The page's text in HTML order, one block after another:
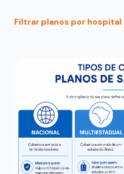
Filtrar planos por